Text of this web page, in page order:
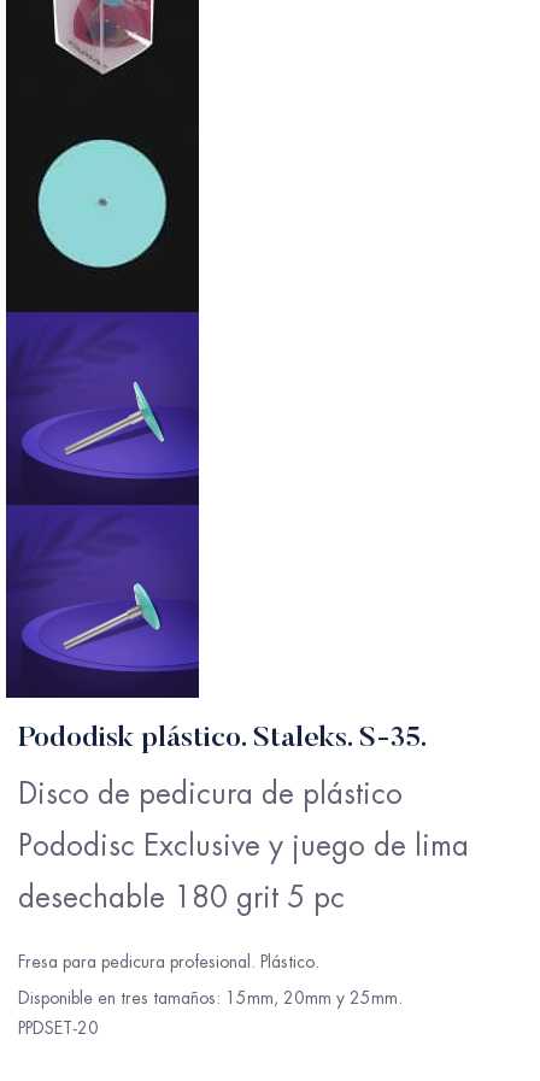
Pododisk plástico. Staleks. S-35.
Disco de pedicura de plástico
Pododisc Exclusive y juego de lima
desechable 180 grit 5 pc
Fresa para pedicura profesional. Plástico.
Disponible en tres tamaños: 15mm, 20mm y 25mm.
PPDSET-20